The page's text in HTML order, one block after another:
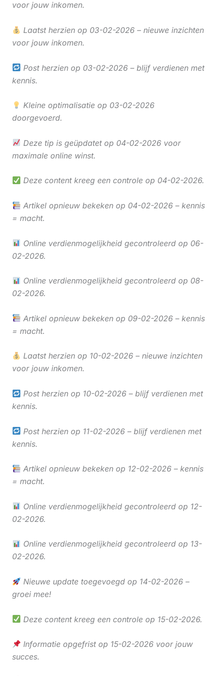
voor jouw inkomen.
Laatst herzien op 03-02-2026 – nieuwe inzichten
voor jouw inkomen.
Post herzien op 03-02-2026 – blijf verdienen met
kennis.
Kleine optimalisatie op 03-02-2026
doorgevoerd.
Deze tip is geüpdatet op 04-02-2026 voor
maximale online winst.
Deze content kreeg een controle op 04-02-2026.
Artikel opnieuw bekeken op 04-02-2026 – kennis
= macht.
Online verdienmogelijkheid gecontroleerd op 06-
02-2026.
Online verdienmogelijkheid gecontroleerd op 08-
02-2026.
Artikel opnieuw bekeken op 09-02-2026 – kennis
= macht.
Laatst herzien op 10-02-2026 – nieuwe inzichten
voor jouw inkomen.
Post herzien op 10-02-2026 – blijf verdienen met
kennis.
Post herzien op 11-02-2026 – blijf verdienen met
kennis.
Artikel opnieuw bekeken op 12-02-2026 – kennis
= macht.
Online verdienmogelijkheid gecontroleerd op 12-
02-2026.
Online verdienmogelijkheid gecontroleerd op 13-
02-2026.
Nieuwe update toegevoegd op 14-02-2026 –
groei mee!
Deze content kreeg een controle op 15-02-2026.
Informatie opgefrist op 15-02-2026 voor jouw
succes.